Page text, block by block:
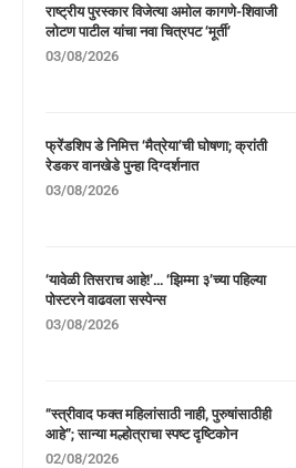
राष्ट्रीय पुरस्कार विजेत्या अमोल कागणे-शिवाजी
लोटण पाटील यांचा नवा चित्रपट ‘मूर्ती’
03/08/2026
फ्रेंडशिप डे निमित्त ‘मैत्रेया’ची घोषणा; क्रांती
रेडकर वानखेडे पुन्हा दिग्दर्शनात
03/08/2026
‘यावेळी तिसराच आहे!’… ‘झिम्मा ३’च्या पहिल्या
पोस्टरने वाढवला सस्पेन्स
03/08/2026
“स्त्रीवाद फक्त महिलांसाठी नाही, पुरुषांसाठीही
आहे”; सान्या मल्होत्राचा स्पष्ट दृष्टिकोन
02/08/2026